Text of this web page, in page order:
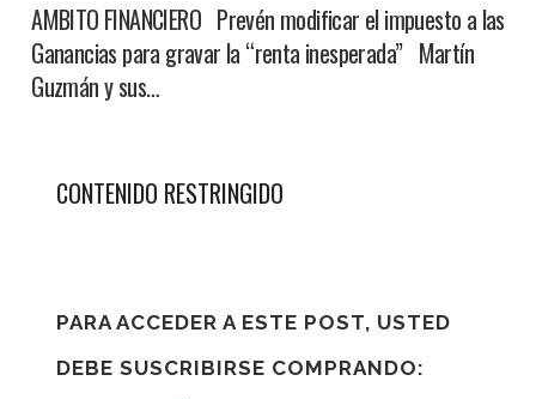
AMBITO FINANCIERO Prevén modificar el impuesto a las
Ganancias para gravar la “renta inesperada” Martín
Guzmán y sus…
CONTENIDO RESTRINGIDO
PARA ACCEDER A ESTE POST, USTED
DEBE SUSCRIBIRSE COMPRANDO: